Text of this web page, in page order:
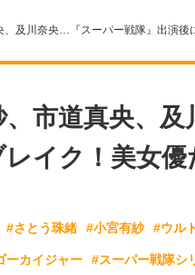
及川奈央…『スーパー戦隊』出演後
、市道真央、
イク！美女優
#さとう珠緒 #小宮有紗 #ウル
ーカイジャー #スーパー戦隊シ